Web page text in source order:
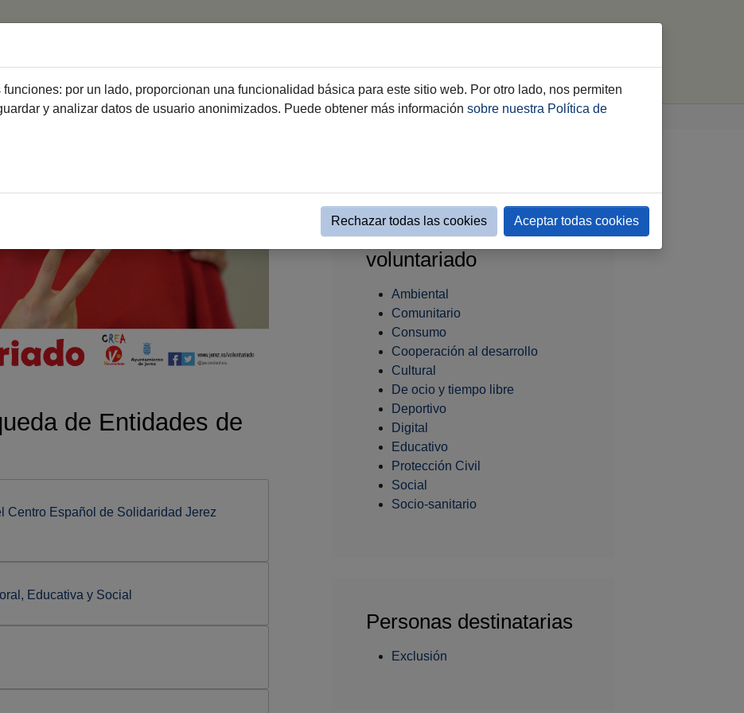
Haz Voluntariado Relación de entidades de voluntariado Relación de entidades mostrar list
de Entidades de
Centro Español de Solidaridad Jerez
Educativa y Social
Ámbitos de
voluntariado
Ambiental
Comunitario
Consumo
Cooperación al desarrollo
Cultural
De ocio y tiempo libre
Deportivo
Digital
Educativo
Protección Civil
Social
Socio-sanitario
Personas destinatarias
Exclusión
por un lado, proporcionan una funcionalidad básica para este sitio web. Por otro lado, nos permiten
y analizar datos de usuario anonimizados. Puede obtener más información sobre nuestra Política de
Rechazar todas las cookies Aceptar todas cookies